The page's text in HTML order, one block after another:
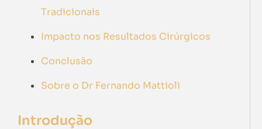
Tradicionais
Impacto nos Resultados Cirúrgicos
Conclusão
Sobre o Dr Fernando Mattioli
Introdução